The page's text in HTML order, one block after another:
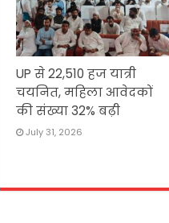
UP से 22,510 हज यात्री
चयनित, महिला आवेदकों
की संख्या 32% बढ़ी
July 31, 2026